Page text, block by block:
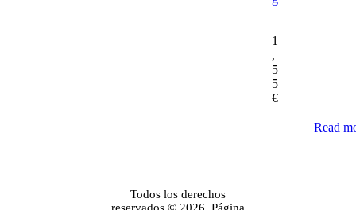
1
,
5
5
€
Read
Todos los derechos